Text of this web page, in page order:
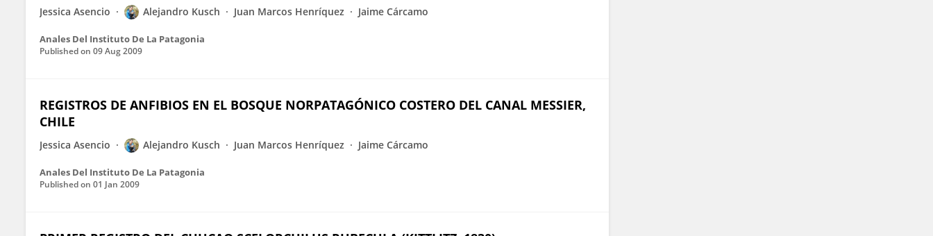
Jessica Asencio Alejandro Kusch Juan Marcos Henríquez Jaime Cárcamo
Anales Del Instituto De La Patagonia
Published on 09 Aug 2009
REGISTROS DE ANFIBIOS EN EL BOSQUE NORPATAGÓNICO COSTERO DEL CANAL MESSIER,
CHILE
Jessica Asencio Alejandro Kusch Juan Marcos Henríquez Jaime Cárcamo
Anales Del Instituto De La Patagonia
Published on 01 Jan 2009